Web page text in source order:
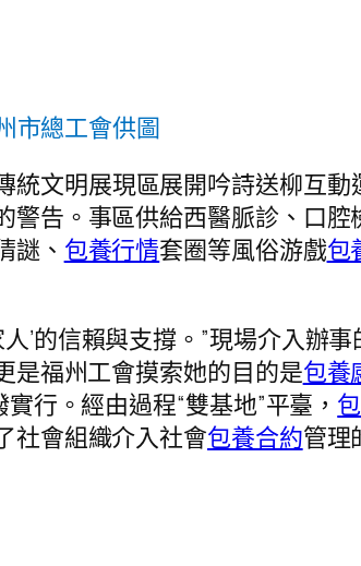
市總工會供圖
統文明展現區展開吟詩送柳互
告。事區供給西醫脈診、口
謎、 包養行情套圈等風俗游戲包
’的信賴與支撐。”現場介入辦
是福州工會摸索她的目的是包養
行。經由過程“雙基地”平臺，
社會組織介入社會包養合約管理